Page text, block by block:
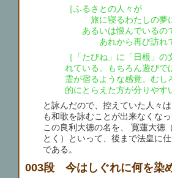
［ふるさとの人々が
旅に寝るわたしの夢に
あるいは恨んでいるの
あれから再び訪れて
［「たびね」に「日根」の
れている。もちろん遊びで
霊が宿るような感覚。むし
的にとらえた方が分りやす
と詠んだので、控えていた人々
も和歌を詠むことが出来なくなっ
この良利大徳の名を、 寛蓮大徳
とく）といって、後まで法皇に
である。
003段 今はしぐれに何を染